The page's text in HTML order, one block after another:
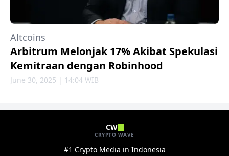
Altcoins
Arbitrum Melonjak 17% Akibat Spekulasi
Kemitraan dengan Robinhood
June 30, 2025 | 14:04 WIB
CW
CRYPTO WAVE
#1 Crypto Media in Indonesia